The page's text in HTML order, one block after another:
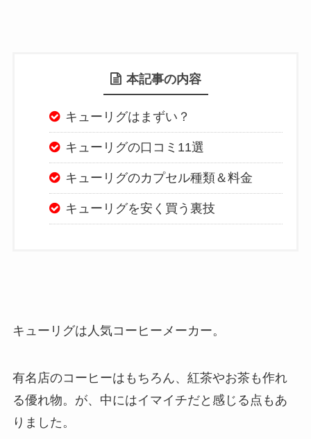
本記事の内容
キューリグはまずい？
キューリグの口コミ11選
キューリグのカプセル種類＆料金
キューリグを安く買う裏技
キューリグは人気コーヒーメーカー。
有名店のコーヒーはもちろん、紅茶やお茶も作れ
る優れ物。が、中にはイマイチだと感じる点もあ
りました。